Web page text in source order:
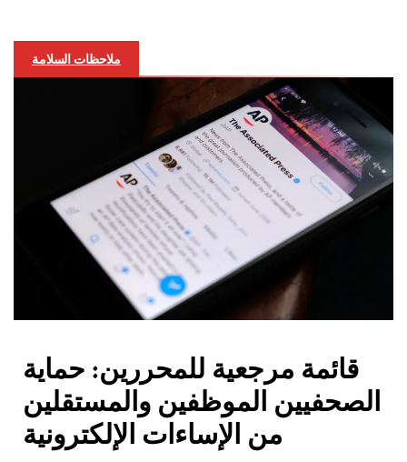
ملاحظات السلامة
قائمة مرجعية للمحررين: حماية
الصحفيين الموظفين والمستقلين
من الإساءات الإلكترونية